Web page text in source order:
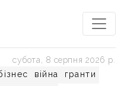
війна
гранти
субота, 8 серпня 2026 р.